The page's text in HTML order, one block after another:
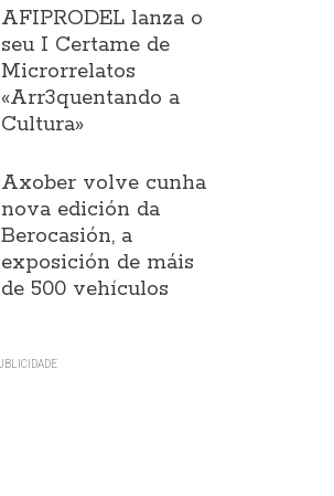
AFIPRODEL lanza o
seu I Certame de
Microrrelatos
«Arr3quentando a
Cultura»
Axober volve cunha
nova edición da
Berocasión, a
exposición de máis
de 500 vehículos